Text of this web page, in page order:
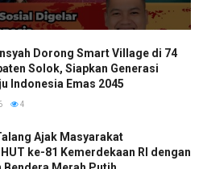
Dorong Smart Village di 74
Solok, Siapkan Generasi
Indonesia Emas 2045
4
Ajak Masyarakat
ke-81 Kemerdekaan RI dengan